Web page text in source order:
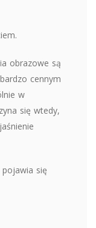
obrazowe są
cennym
w
się wtedy,
się